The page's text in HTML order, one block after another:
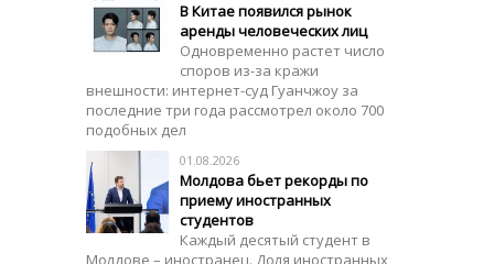
В Китае появился рынок
аренды человеческих лиц
Одновременно растет число
споров из-за кражи
внешности: интернет-суд Гуанчжоу за
последние три года рассмотрел около 700
подобных дел
01.08.2026
Молдова бьет рекорды по
приему иностранных
студентов
Каждый десятый студент в
Молдове – иностранец. Доля иностранных